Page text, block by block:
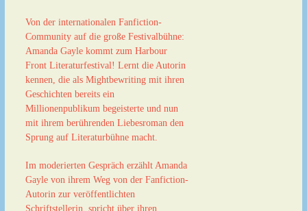
Von der internationalen Fanfiction-
Community auf die große Festivalbühne:
Amanda Gayle kommt zum Harbour
Front Literaturfestival! Lernt die Autorin
kennen, die als Mightbewriting mit ihren
Geschichten bereits ein
Millionenpublikum begeisterte und nun
mit ihrem berührenden Liebesroman den
Sprung auf Literaturbühne macht.
Im moderierten Gespräch erzählt Amanda
Gayle von ihrem Weg von der Fanfiction-
Autorin zur veröffentlichten
Schriftstellerin, spricht über ihren